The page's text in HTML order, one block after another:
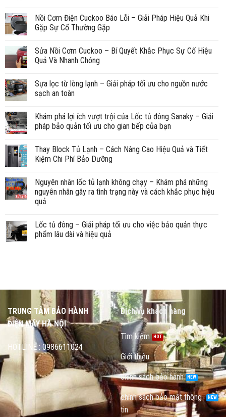
Nồi Cơm Điện Cuckoo Báo Lỗi – Giải Pháp Hiệu Quả Khi
Gặp Sự Cố Thường Gặp
Sửa Nồi Cơm Cuckoo – Bí Quyết Khắc Phục Sự Cố Hiệu
Quả Và Nhanh Chóng
Sựa lọc từ lòng lạnh – Giải pháp tối ưu cho nguồn nước
sạch an toàn
Khám phá lợi ích vượt trội của Lốc tủ đông Sanaky – Giải
pháp bảo quản tối ưu cho gian bếp của bạn
Thay Block Tủ Lạnh – Cách Nâng Cao Hiệu Quả và Tiết
Kiệm Chi Phí Bảo Dưỡng
Nguyên nhân lốc tủ lạnh không chạy – Khám phá những
nguyên nhân gây ra tình trạng này và cách khắc phục hiệu
quả
Lốc tủ đông – Giải pháp tối ưu cho việc bảo quản thực
phẩm lâu dài và hiệu quả
TRUNG TÂM BẢO HÀNH
ĐIỆN MÁY HÀ NỘI
HOTLINE : 0986611024
Dịch vụ khách hàng
Tìm kiếm
Giới thiệu
chính sách bảo hành
chính sách bảo mật thông
tin